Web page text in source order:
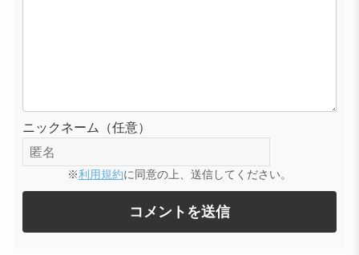
ニックネーム（任意）
※利用規約に同意の上、送信してください。